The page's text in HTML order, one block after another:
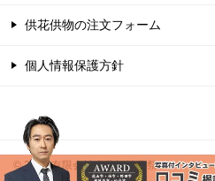
供花供物の注文フォーム
個人情報保護方針
© 2005 有限会社東葛福祉葬祭